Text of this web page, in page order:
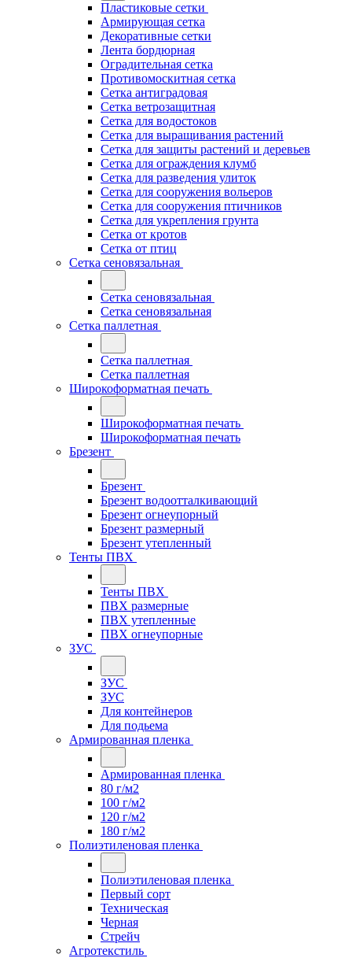
Пластиковые сетки
Армирующая сетка
Декоративные сетки
Лента бордюрная
Оградительная сетка
Противомоскитная сетка
Сетка антиградовая
Сетка ветрозащитная
Сетка для водостоков
Сетка для выращивания растений
Сетка для защиты растений и деревьев
Сетка для ограждения клумб
Сетка для разведения улиток
Сетка для сооружения вольеров
Сетка для сооружения птичников
Сетка для укрепления грунта
Сетка от кротов
Сетка от птиц
Сетка сеновязальная
Сетка сеновязальная
Сетка сеновязальная
Сетка паллетная
Сетка паллетная
Сетка паллетная
Широкоформатная печать
Широкоформатная печать
Широкоформатная печать
Брезент
Брезент
Брезент водоотталкивающий
Брезент огнеупорный
Брезент размерный
Брезент утепленный
Тенты ПВХ
Тенты ПВХ
ПВХ размерные
ПВХ утепленные
ПВХ огнеупорные
ЗУС
ЗУС
ЗУС
Для контейнеров
Для подьема
Армированная пленка
Армированная пленка
80 г/м2
100 г/м2
120 г/м2
180 г/м2
Полиэтиленовая пленка
Полиэтиленовая пленка
Первый сорт
Техническая
Черная
Стрейч
Агротекстиль